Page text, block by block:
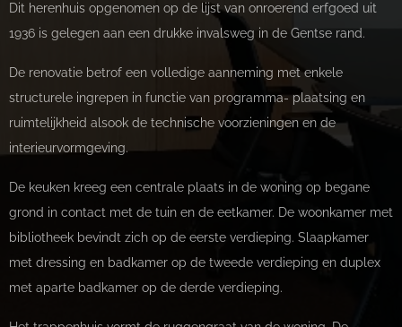
Dit herenhuis opgenomen op de lijst van onroerend erfgoed uit
1936 is gelegen aan een drukke invalsweg in de Gentse rand.
De renovatie betrof een volledige aanneming met enkele
structurele ingrepen in functie van programma- plaatsing en
ruimtelijkheid alsook de technische voorzieningen en de
interieurvormgeving.
De keuken kreeg een centrale plaats in de woning op begane
grond in contact met de tuin en de eetkamer. De woonkamer met
bibliotheek bevindt zich op de eerste verdieping. Slaapkamer
met dressing en badkamer op de tweede verdieping en duplex
met aparte badkamer op de derde verdieping.